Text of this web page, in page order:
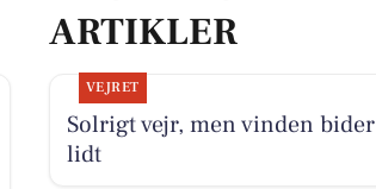
ARTIKLER
VEJRET
Solrigt vejr, men vinden bider
lidt